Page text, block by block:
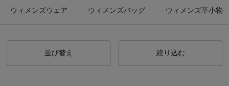
ウィメンズウェア ウィメンズバッグ ウィメンズ革小物
並び替え 絞り込む